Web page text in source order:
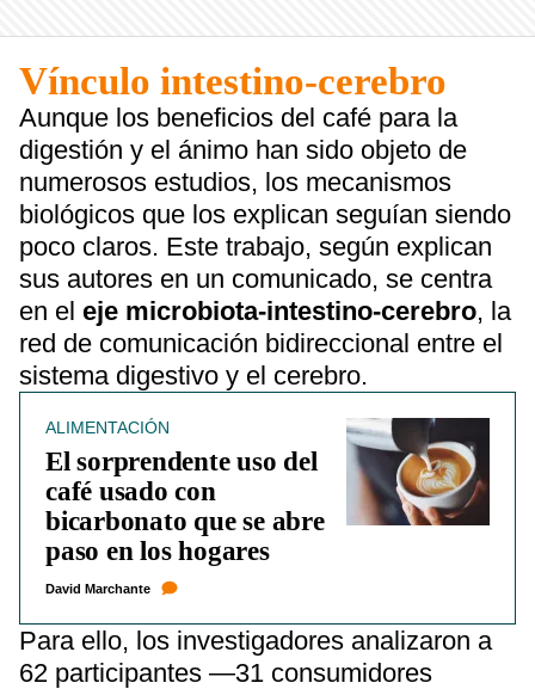
Vínculo intestino-cerebro
Aunque los beneficios del café para la
digestión y el ánimo han sido objeto de
numerosos estudios, los mecanismos
biológicos que los explican seguían siendo
poco claros. Este trabajo, según explican
sus autores en un comunicado, se centra
en el eje microbiota-intestino-cerebro, la
red de comunicación bidireccional entre el
sistema digestivo y el cerebro.
ALIMENTACIÓN
El sorprendente uso del
café usado con
bicarbonato que se abre
paso en los hogares
David Marchante
Para ello, los investigadores analizaron a
62 participantes —31 consumidores